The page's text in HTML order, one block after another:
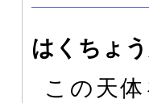
はくちょ
この天